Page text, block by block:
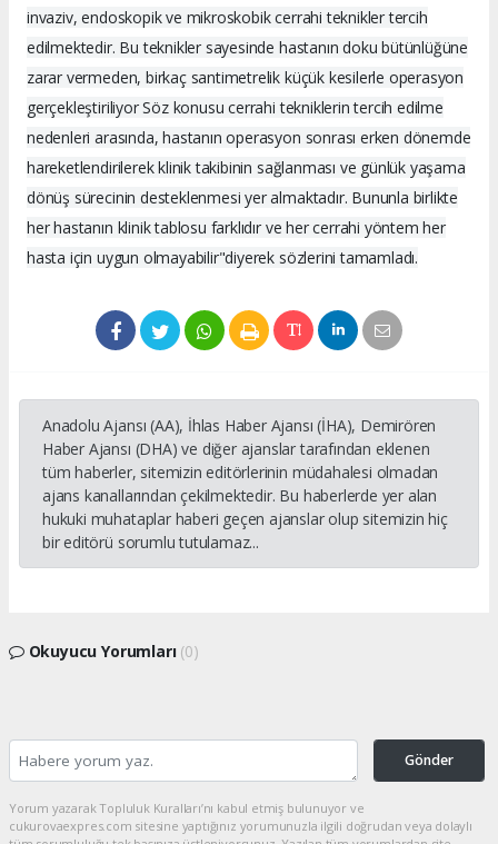
invaziv, endoskopik ve mikroskobik cerrahi teknikler tercih
edilmektedir. Bu teknikler sayesinde hastanın doku bütünlüğüne
zarar vermeden, birkaç santimetrelik küçük kesilerle operasyon
gerçekleştiriliyor Söz konusu cerrahi tekniklerin tercih edilme
nedenleri arasında, hastanın operasyon sonrası erken dönemde
hareketlendirilerek klinik takibinin sağlanması ve günlük yaşama
dönüş sürecinin desteklenmesi yer almaktadır. Bununla birlikte
her hastanın klinik tablosu farklıdır ve her cerrahi yöntem her
hasta için uygun olmayabilir"diyerek sözlerini tamamladı.
Anadolu Ajansı (AA), İhlas Haber Ajansı (İHA), Demirören
Haber Ajansı (DHA) ve diğer ajanslar tarafından eklenen
tüm haberler, sitemizin editörlerinin müdahalesi olmadan
ajans kanallarından çekilmektedir. Bu haberlerde yer alan
hukuki muhataplar haberi geçen ajanslar olup sitemizin hiç
bir editörü sorumlu tutulamaz...
Okuyucu Yorumları (0)
Gönder
Yorum yazarak Topluluk Kuralları’nı kabul etmiş bulunuyor ve
cukurovaexpres.com sitesine yaptığınız yorumunuzla ilgili doğrudan veya dolaylı